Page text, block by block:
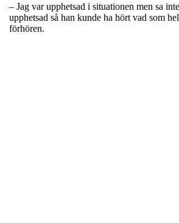
– Jag var upphetsad i situationen men sa
upphetsad så han kunde ha hört vad som
förhören.